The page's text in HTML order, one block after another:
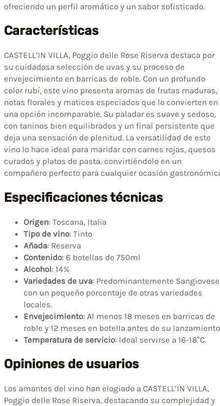
ofreciendo un perfil aromático y un sabor sofisticado.
Características
CASTELL’IN VILLA, Poggio delle Rose Riserva destaca por
su cuidadosa selección de uvas y su proceso de
envejecimiento en barricas de roble. Con un profundo
color rubí, este vino presenta aromas de frutas maduras,
notas florales y matices especiados que lo convierten en
una opción incomparable. Su paladar es suave y sedoso,
con taninos bien equilibrados y un final persistente que
deja una sensación de plenitud. La versatilidad de este
vino lo hace ideal para maridar con carnes rojas, quesos
curados y platos de pasta, convirtiéndolo en un
compañero perfecto para cualquier ocasión
Especificaciones técnicas
Origen: Toscana, Italia
Tipo de vino: Tinto
Añada: Reserva
Contenido: 6 botellas de 750ml
Alcohol: 14%
Variedades de uva: Predominantemente
con un pequeño porcentaje de otras variedades
locales.
Envejecimiento: Al menos 18 meses en barricas de
roble y 12 meses en botella antes de su
Temperatura de servicio: Ideal servirse a 16-18°C.
Opiniones de usuarios
Los amantes del vino han elogiado a CASTELL’IN VILLA,
Poggio delle Rose Riserva, destacando su complejidad y